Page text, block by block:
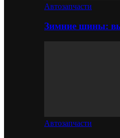
Автозапчасти
Зимние шины:
Автозапчасти